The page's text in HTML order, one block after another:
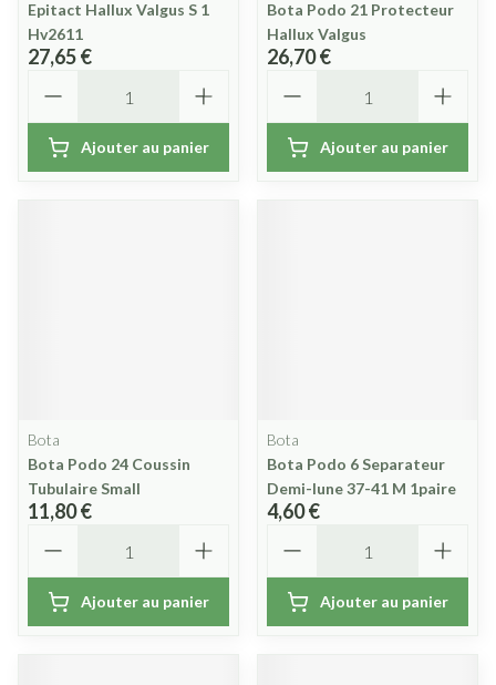
Epitact Hallux Valgus S 1
Hv2611
27,65 €
Ajouter au panier
Bota Podo 21 Protecteur
Hallux Valgus
26,70 €
Ajouter au panier
Bota
Bota Podo 24 Coussin
Tubulaire Small
11,80 €
Ajouter au panier
Bota
Bota Podo 6 Separateur
Demi-lune 37-41 M 1paire
4,60 €
Ajouter au panier